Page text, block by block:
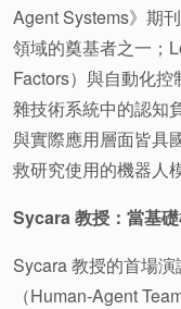
Agent Systems》期
領域的奠基者之一；
Factors）與自動化
雜技術系統中的認知
與實際應用層面皆具
救研究使用的機器人
Sycara 教授：當基
Sycara 教授的首場演
（Human-Agent